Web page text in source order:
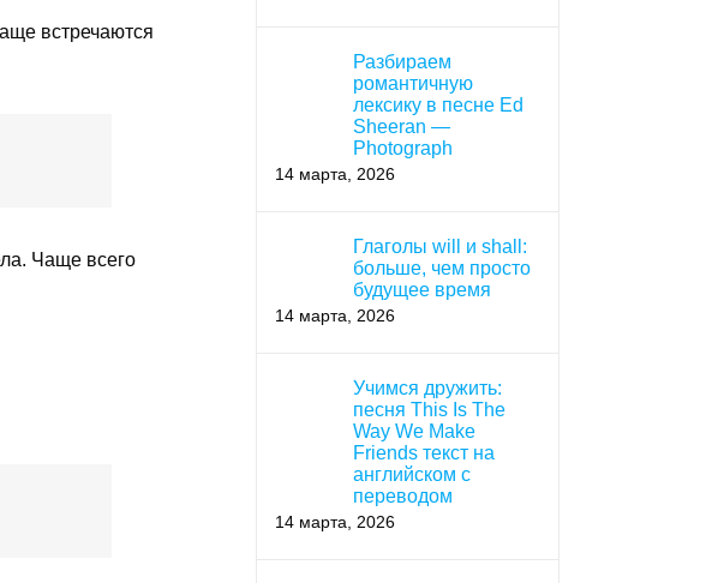
встречаются
Чаще всего
Разбираем
романтичную
лексику в песне Ed
Sheeran —
Photograph
14 марта, 2026
Глаголы will и shall:
больше, чем просто
будущее время
14 марта, 2026
Учимся дружить:
песня This Is The
Way We Make
Friends текст на
английском с
переводом
14 марта, 2026